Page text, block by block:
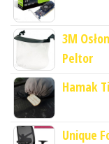
3M
Peltor
Hamak
Unique